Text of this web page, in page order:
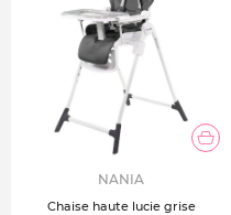
NANIA
Chaise haute lucie grise